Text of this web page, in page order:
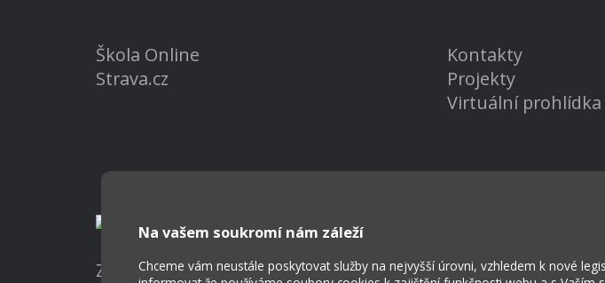
Na vašem soukromí nám záleží
Chceme vám neustále poskytovat služby na nejvyšší úrovni, vzhledem k nové
Škola Online
Strava.cz
Kontakty
Projekty
Virtuální prohlídka
Základní škola a Mateřská škola Ostrožská Lhota